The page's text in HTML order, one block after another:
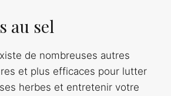
au sel
de nombreuses autres
et plus efficaces pour lutter
herbes et entretenir votre